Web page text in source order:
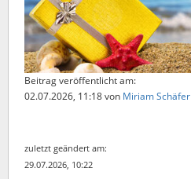
Beitrag veröffentlicht am:
02.07.2026, 11:18von Miriam Schäfer
zuletzt geändert am:
29.07.2026, 10:22